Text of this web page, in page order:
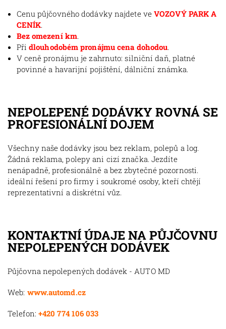
Cenu půjčovného dodávky najdete veVOZOVÝ PARK A
CENÍK.
Bez omezení km.
Při dlouhodobém pronájmu cena dohodou.
V ceně pronájmu je zahrnuto: silniční daň, platné
povinné a havarijní pojištění, dálniční známka.
NEPOLEPENÉ DODÁVKY ROVNÁ SE
PROFESIONÁLNÍ DOJEM
Všechny naše dodávky jsou bez reklam, polepů a log.
Žádná reklama, polepy ani cizí značka. Jezdíte
nenápadně, profesionálně a bez zbytečné pozornosti.
ideální řešení pro firmy i soukromé osoby, kteří chtějí
reprezentativní a diskrétní vůz.
KONTAKTNÍ ÚDAJE NA PŮJČOVNU
NEPOLEPENÝCH DODÁVEK
Půjčovna nepolepených dodávek - AUTO MD
Web: www.automd.cz
Telefon: +420 774 106 033